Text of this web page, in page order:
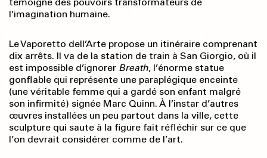
l’imagination humaine.
Le Vaporetto dell’Arte propose un itinéraire comprenant
dix arrêts. Il va de la station de train à San Giorgio, où il
est impossible d’ignorer Breath, l’énorme statue
gonflable qui représente une paraplégique enceinte
(une véritable femme qui a gardé son enfant malgré
son infirmité) signée Marc Quinn. À l’instar d’autres
œuvres installées un peu partout dans la ville, cette
sculpture qui saute à la figure fait réfléchir sur ce que
l’on devrait considérer comme de l’art.